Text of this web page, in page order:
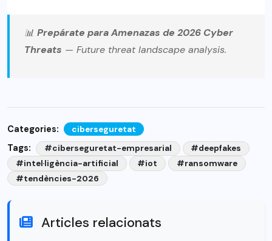
📊 Prepárate para Amenazas de 2026 Cyber
Threats — Future threat landscape analysis.
Categories: ciberseguretat
Tags: #ciberseguretat-empresarial
#deepfakes
#intel·ligència-artificial
#iot
#ransomware
#tendències-2026
Articles relacionats